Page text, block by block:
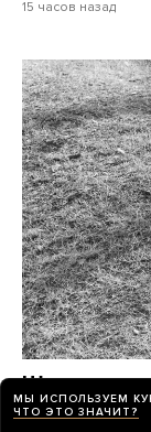
15 часов назад
Шимпанзе и
люди, а
МЫ ИСПОЛЬЗУЕМ
ЧТО ЭТО ЗНАЧИТ?